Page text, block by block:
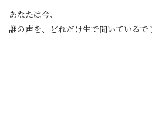
あなたは今、
誰の声を、どれだけ生で聞いているで